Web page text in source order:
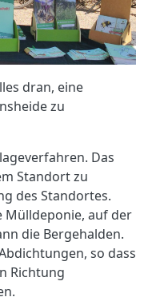
dran, eine
zu
Das
Standort zu
des Standortes.
Mülldeponie, auf der
die Bergehalden.
so dass
Richtung